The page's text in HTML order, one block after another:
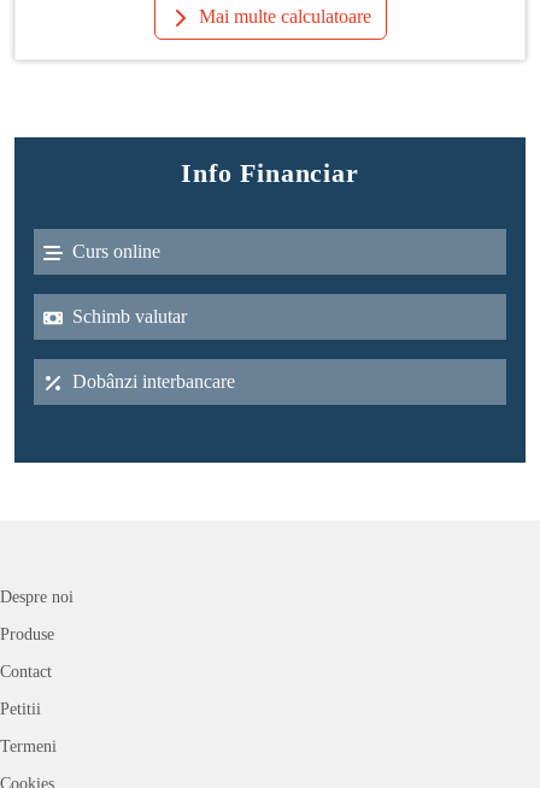
Mai multe calculatoare
Info Financiar
Curs online
Schimb valutar
Dobânzi interbancare
Despre noi
Produse
Contact
Petitii
Termeni
Cookies